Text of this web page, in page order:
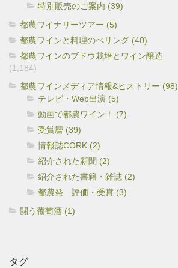
特別販売のご案内 (39)
都農ワイナリーツアー (5)
都農ワインと料理のぺリング (40)
都農ワインのブドウ栽培とワイン醸造
(1,184)
都農ワインメディア情報&ヒストリー (98)
テレビ・Web出演 (5)
動画で都農ワイン！ (7)
受賞暦 (39)
情報誌CORK (2)
紹介された新聞 (2)
紹介された書籍・雑誌 (2)
都農発 評価・受賞 (3)
闘う葡萄酒 (1)
タグ